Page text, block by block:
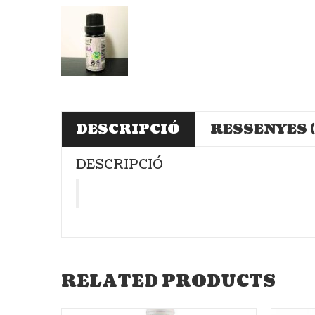
DESCRIPCIÓ
RESSENYES
DESCRIPCIÓ
RELATED PRODUCTS